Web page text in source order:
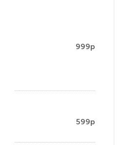
999р
599р